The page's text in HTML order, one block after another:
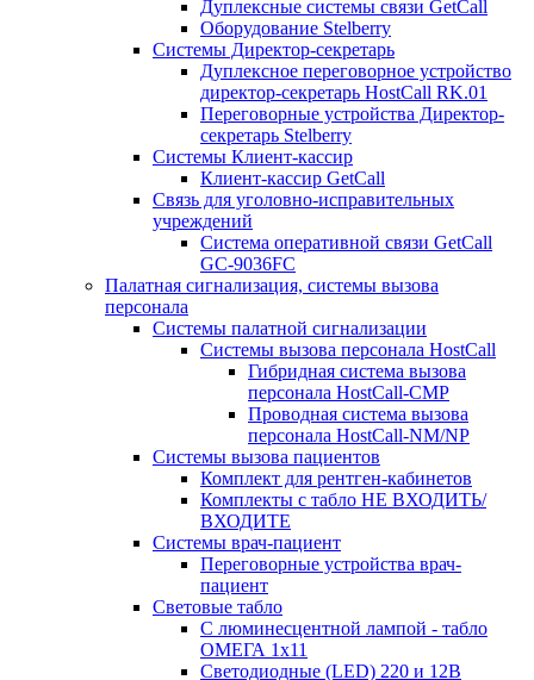
Дуплексные системы связи GetCall
Оборудование Stelberry
Системы Директор-секретарь
Дуплексное переговорное устройство
директор-секретарь HostCall RK.01
Переговорные устройства Директор-
секретарь Stelberry
Системы Клиент-кассир
Клиент-кассир GetCall
Связь для уголовно-исправительных
учреждений
Система оперативной связи GetCall
GC-9036FC
Палатная сигнализация, системы вызова
персонала
Системы палатной сигнализации
Системы вызова персонала HostCall
Гибридная система вызова
персонала HostCall-CMP
Проводная система вызова
персонала HostCall-NM/NP
Системы вызова пациентов
Комплект для рентген-кабинетов
Комплекты с табло НЕ ВХОДИТЬ/
ВХОДИТЕ
Системы врач-пациент
Переговорные устройства врач-
пациент
Световые табло
С люминесцентной лампой - табло
ОМЕГА 1х11
Светодиодные (LED) 220 и 12В